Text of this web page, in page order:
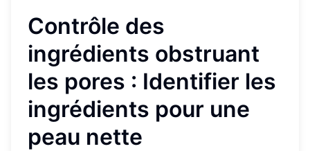
Contrôle des
ingrédients obstruant
les pores : Identifier les
ingrédients pour une
peau nette